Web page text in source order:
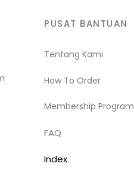
PUSAT BANTUAN
Tentang Kami
How To Order
Membership Program
FAQ
Index